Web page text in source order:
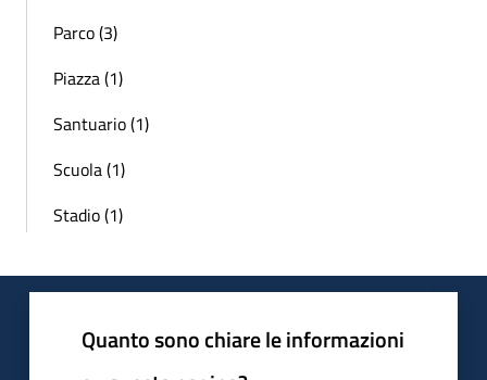
Parco (3)
Piazza (1)
Santuario (1)
Scuola (1)
Stadio (1)
Quanto sono chiare le informazioni